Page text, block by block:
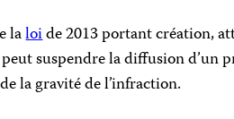
laloide 2013 portant création,
suspendre la diffusion d’un
la gravité de l’infraction.